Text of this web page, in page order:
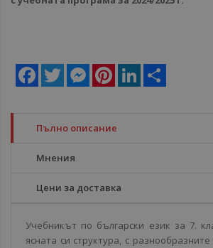
Facebook
Twitter MessengerPinterestLinkedIn
Пълно описание
Мнения
Цени за доставка
Учебникът по български език за 7.
ясната си структура, с